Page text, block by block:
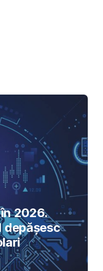
2026.
depășesc